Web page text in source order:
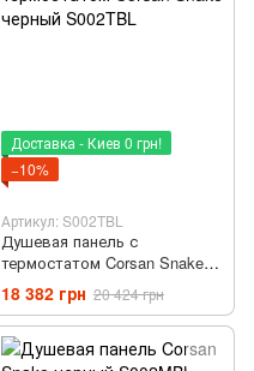
Доставка - Киев 0 грн!
−10%
Артикул: S002TBL
Душевая панель с
термостатом Corsan Snake
черный S002TBL
18 382 грн 20 424 грн